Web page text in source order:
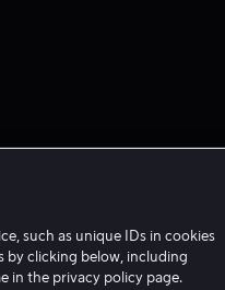
such as unique IDs in cookies
by clicking below, including
in the privacy policy page.